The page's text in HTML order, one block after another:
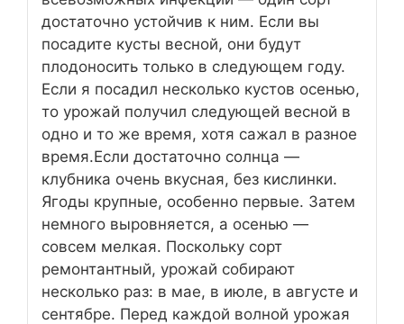
достаточно устойчив к ним. Если вы
посадите кусты весной, они будут
плодоносить только в следующем году.
Если я посадил несколько кустов осенью,
то урожай получил следующей весной в
одно и то же время, хотя сажал в разное
время.Если достаточно солнца —
клубника очень вкусная, без кислинки.
Ягоды крупные, особенно первые. Затем
немного выровняется, а осенью —
совсем мелкая. Поскольку сорт
ремонтантный, урожай собирают
несколько раз: в мае, в июле, в августе и
сентябре. Перед каждой волной урожая